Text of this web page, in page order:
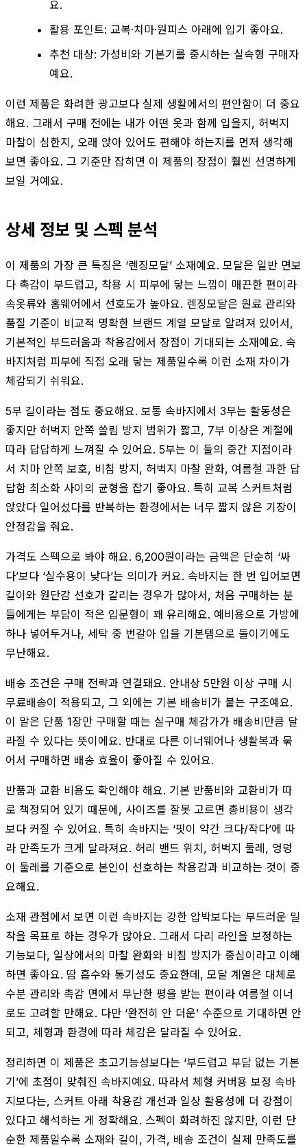
요.
활용 포인트: 교복·치마·원피스 아래에 입기 좋아요.
추천 대상: 가성비와 기본기를 중시하는 실속형 구매자
예요.
이런 제품은 화려한 광고보다 실제 생활에서의 편안함이 더 중요
해요. 그래서 구매 전에는 내가 어떤 옷과 함께 입을지, 허벅지
마찰이 심한지, 오래 앉아 있어도 편해야 하는지를 먼저 생각해
보면 좋아요. 그 기준만 잡히면 이 제품의 장점이 훨씬 선명하게
보일 거예요.
상세 정보 및 스펙 분석
이 제품의 가장 큰 특징은 ‘렌징모달’ 소재예요. 모달은 일반 면보
다 촉감이 부드럽고, 착용 시 피부에 닿는 느낌이 매끈한 편이라
속옷류와 홈웨어에서 선호도가 높아요. 렌징모달은 원료 관리와
품질 기준이 비교적 명확한 브랜드 계열 모달로 알려져 있어서,
기본적인 부드러움과 착용감에서 장점이 기대되는 소재예요. 속
바지처럼 피부에 직접 오래 닿는 제품일수록 이런 소재 차이가
체감되기 쉬워요.
5부 길이라는 점도 중요해요. 보통 속바지에서 3부는 활동성은
좋지만 허벅지 안쪽 쓸림 방지 범위가 짧고, 7부 이상은 계절에
따라 답답하게 느껴질 수 있어요. 5부는 이 둘의 중간 지점이라
서 치마 안쪽 보호, 비침 방지, 허벅지 마찰 완화, 여름철 과한 답
답함 최소화 사이의 균형을 잡기 좋아요. 특히 교복 스커트처럼
앉았다 일어섰다를 반복하는 환경에서는 너무 짧지 않은 기장이
안정감을 줘요.
가격도 스펙으로 봐야 해요. 6,200원이라는 금액은 단순히 ‘싸
다’보다 ‘실수용이 낮다’는 의미가 커요. 속바지는 한 번 입어보면
길이와 원단감 선호가 갈리는 경우가 많아서, 처음 구매하는 분
들에게는 부담이 적은 입문형이 꽤 유리해요. 예비용으로 가방에
하나 넣어두거나, 세탁 중 번갈아 입을 기본템으로 들이기에도
무난해요.
배송 조건은 구매 전략과 연결돼요. 안내상 5만원 이상 구매 시
무료배송이 적용되고, 그 외에는 기본 배송비가 붙는 구조예요.
이 말은 단품 1장만 구매할 때는 실구매 체감가가 배송비만큼 달
라질 수 있다는 뜻이에요. 반대로 다른 이너웨어나 생활복과 묶
어서 구매하면 배송 효율이 좋아질 수 있어요.
반품과 교환 비용도 확인해야 해요. 기본 반품비와 교환비가 따
로 책정되어 있기 때문에, 사이즈를 잘못 고르면 총비용이 생각
보다 커질 수 있어요. 특히 속바지는 ‘핏이 약간 크다/작다’에 따
라 만족도가 크게 달라져요. 허리 밴드 위치, 허벅지 둘레, 엉덩
이 둘레를 기준으로 본인이 선호하는 착용감과 비교하는 것이 중
요해요.
소재 관점에서 보면 이런 속바지는 강한 압박보다는 부드러운 밀
착을 목표로 하는 경우가 많아요. 그래서 다리 라인을 보정하는
기능보다, 일상에서의 마찰 완화와 비침 방지가 중심이라고 이해
하면 좋아요. 땀 흡수와 통기성도 중요한데, 모달 계열은 대체로
수분 관리와 촉감 면에서 무난한 평을 받는 편이라 여름철 이너
로도 고려할 만해요. 다만 ‘완전히 안 더운’ 수준으로 기대하면 안
되고, 체형과 환경에 따라 체감은 달라질 수 있어요.
정리하면 이 제품은 초고기능성보다는 ‘부드럽고 부담 없는 기본
기’에 초점이 맞춰진 속바지예요. 따라서 체형 커버용 보정 속바
지보다는, 스커트 아래 착용감 개선과 일상 활용성에 더 강점이
있다고 해석하는 게 정확해요. 스펙이 화려하진 않지만, 이런 단
순한 제품일수록 소재와 길이, 가격, 배송 조건이 실제 만족도를